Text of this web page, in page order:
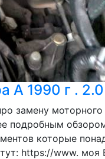
А 1990 г .
замену моторного
подробным
которые
https://www. моя